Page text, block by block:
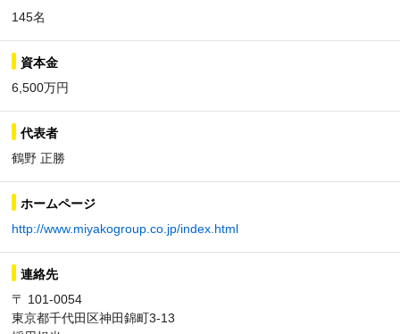
145名
資本金
6,500万円
代表者
鶴野 正勝
ホームページ
http://www.miyakogroup.co.jp/index.html
連絡先
〒 101-0054
東京都千代田区神田錦町3-13